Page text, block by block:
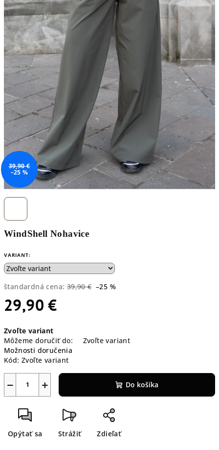
WindShell Nohavice
VARIANT:
štandardná cena: 39,90 € –25 %
29,90 €
cena:
Zvoľte variant
Môžeme doručiť do:
Zvoľte variant
Možnosti doručenia
Kód: Zvoľte variant
+
− Do košíka
Opýtať sa Strážiť Zdieľať
39,90 €
–25 %